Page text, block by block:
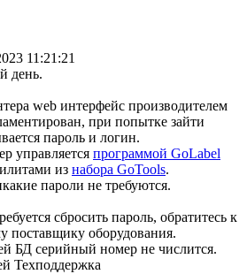
11:21:21
день.
web интерфейс производителем
при попытке зайти
пароль и логин.
управляется программой GoLabel
из набора GoTools.
пароли не требуются.
сбросить пароль, обратитесь к
поставщику оборудования.
БД серийный номер не числится.
Техподдержка